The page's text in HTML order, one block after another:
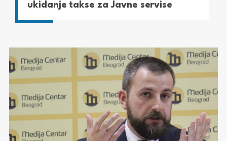
ukidanje takse za Javne servise